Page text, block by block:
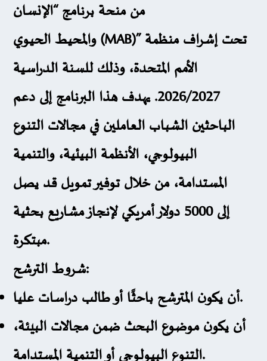
منمنحة برنامج “الإنسان
والمحيط الحيوي (MAB)”تحت إشراف منظمة
الأمم المتحدة، وذلك للسنة الدراسية
2026/2027. يهدف هذا البرنامج إلى دعم
الباحثين الشباب العاملين في مجالات التنوع
البيولوجي، الأنظمة البيئية، والتنمية
المستدامة، من خلال توفير تمويل قد يصل
إلى5000 دولار أمريكي
لإنجاز مشاريع بحثية
مبتكرة.
شروط الترشح:
أن يكون المترشح باحثًا أو طالب دراسات عليا.
أن يكون موضوع البحث ضمن مجالات البيئة،
التنوع البيولوجي أو التنمية المستدامة.